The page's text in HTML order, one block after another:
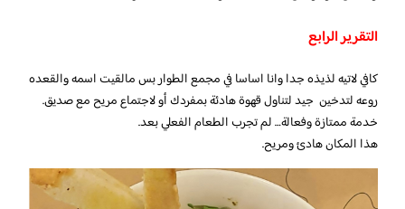
التقرير الرابع
كافي لاتيه لذيذه جدا وانا اساسا في مجمع الطوار بس مالقيت اسمه والقعده
روعه لتدخين جيد لتناول قهوة هادئة بمفردك أو لاجتماع مريح مع صديق.
خدمة ممتازة وفعالة… لم تجرب الطعام الفعلي بعد.
هذا المكان هادئ ومريح.